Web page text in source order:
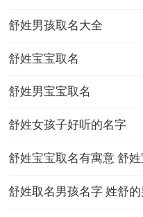
舒姓男孩取名大全
舒姓宝宝取名
舒姓男宝宝取名
舒姓女孩子好听的名字
舒姓宝宝取名有寓意 舒
舒姓取名男孩名字 姓舒